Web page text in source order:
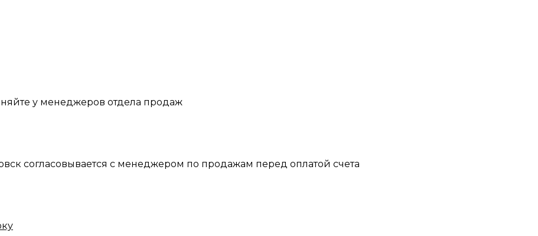
у менеджеров отдела продаж
согласовывается с менеджером по продажам перед оплатой счета